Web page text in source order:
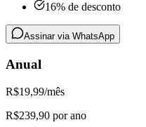
16% de desconto
Assinar via WhatsApp
Anual
R$19,99/mês
R$239,90 por ano